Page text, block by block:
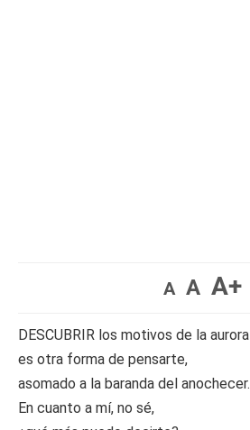
A A A+
DESCUBRIR los motivos de la aurora
es otra forma de pensarte,
asomado a la baranda del anochecer.
En cuanto a mí, no sé,